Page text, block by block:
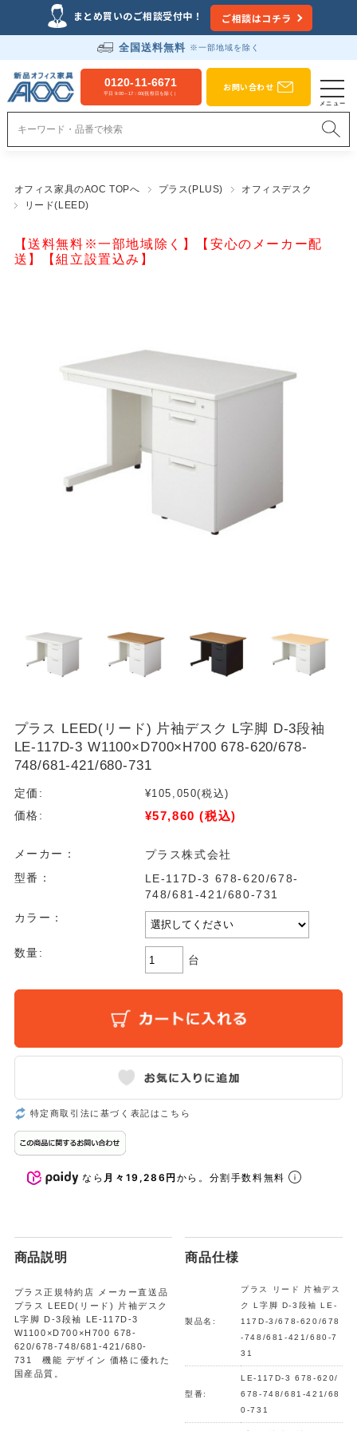
まとめ買いのご相談受付中！ ご相談はコチラ
全国送料無料 ※一部地域を除く
0120-11-6671
平日 9:00～17：00(祝祭日を除く）
お問い合わせ
オフィス家具のAOC TOPへ プラス(PLUS)
オフィスデスク
リード(LEED)
【送料無料※一部地域除く】【安心のメーカー配
送】【組立設置込み】
プラス LEED(リード) 片袖デスク L字脚 D-3段袖
LE-117D-3 W1100×D700×H700 678-620/678-
748/681-421/680-731
定価: ¥105,050(税込)
価格:
¥57,860 (税込)
メーカー：
プラス株式会社
型番：
LE-117D-3 678-620/678-
748/681-421/680-731
カラー：
数量:
台
特定商取引法に基づく表記はこちら
なら 月々19,286円から。分割手数料無料
商品説明
プラス正規特約店 メーカー直送品
プラス LEED(リード) 片袖デスク
L字脚 D-3段袖 LE-117D-3
W1100×D700×H700 678-
620/678-748/681-421/680-
731 機能 デザイン 価格に優れた
国産品質。
商品仕様
製品名:
プラス リード 片袖デス
ク L字脚 D-3段袖 LE-
117D-3/678-620/678
-748/681-421/680-7
31
型番:
LE-117D-3 678-620/
678-748/681-421/68
0-731